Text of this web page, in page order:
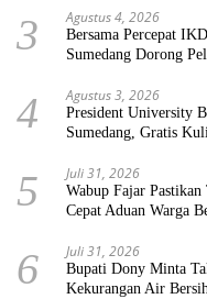
3 Agustus 4, 2026
Bersama Percepat
Sumedang Dorong
4 Agustus 3, 2026
President University
Sumedang, Gratis
5 Juli 31, 2026
Wabup Fajar
Cepat Aduan Warga
6 Juli 31, 2026
Bupati Dony Minta
Kekurangan Air